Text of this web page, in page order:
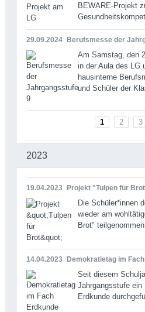
BEWARE-Projekt
29.09.2024 Berufsmesse der
Am Samstag, den
in der Aula des LG
hausinterne
und Schüler der
1 2 3
2023
19.04.2023 Projekt "Tulpen für
Die Schüler*innen
wieder am
Brot" teilgenommen.
14.04.2023 Demokratietag im
Seit diesem
Jahrgangsstufe
Erdkunde